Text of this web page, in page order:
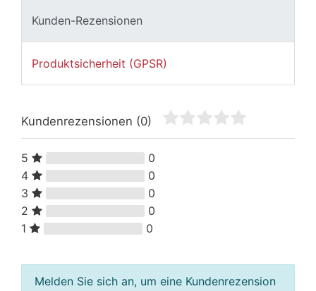
Kunden-Rezensionen
Produktsicherheit (GPSR)
Kundenrezensionen (0)
5
0
4
0
3
0
2
0
1
0
Melden Sie sich an, um eine Kundenrezension